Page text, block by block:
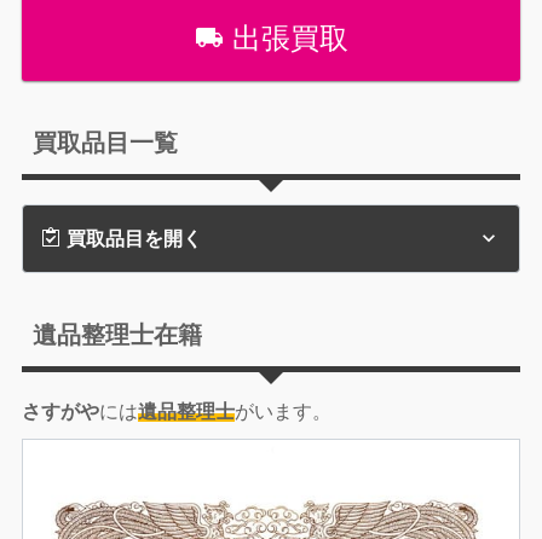
出張買取
買取品目一覧
買取品目を開く
遺品整理士在籍
さすがやには遺品整理士がいます。